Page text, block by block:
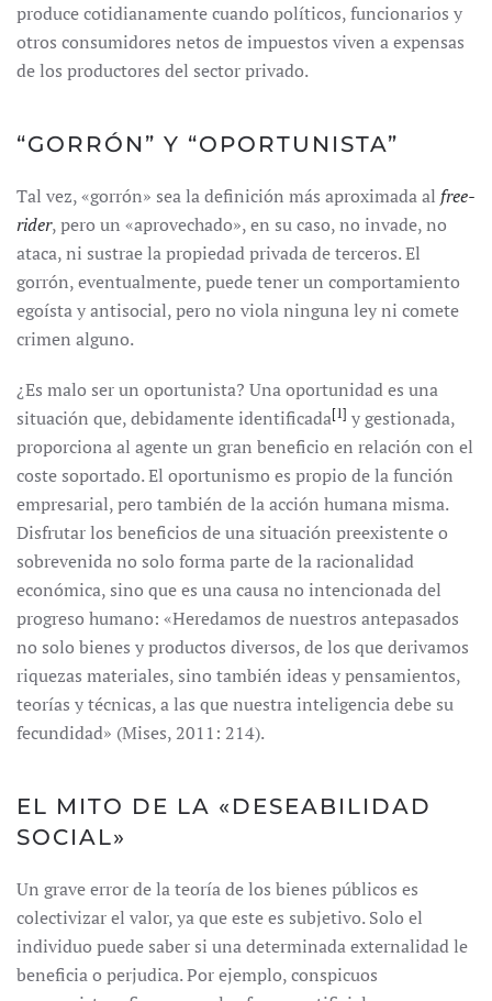
produce cotidianamente cuando políticos, funcionarios y
otros consumidores netos de impuestos viven a expensas
de los productores del sector privado.
“GORRÓN” Y “OPORTUNISTA”
Tal vez, «gorrón» sea la definición más aproximada al free-
rider, pero un «aprovechado», en su caso, no invade, no
ataca, ni sustrae la propiedad privada de terceros. El
gorrón, eventualmente, puede tener un comportamiento
egoísta y antisocial, pero no viola ninguna ley ni comete
crimen alguno.
¿Es malo ser un oportunista? Una oportunidad es una
situación que, debidamente identificada[1] y gestionada,
proporciona al agente un gran beneficio en relación con el
coste soportado. El oportunismo es propio de la función
empresarial, pero también de la acción humana misma.
Disfrutar los beneficios de una situación preexistente o
sobrevenida no solo forma parte de la racionalidad
económica, sino que es una causa no intencionada del
progreso humano: «Heredamos de nuestros antepasados
no solo bienes y productos diversos, de los que derivamos
riquezas materiales, sino también ideas y pensamientos,
teorías y técnicas, a las que nuestra inteligencia debe su
fecundidad» (Mises, 2011: 214).
EL MITO DE LA «DESEABILIDAD
SOCIAL»
Un grave error de la teoría de los bienes públicos es
colectivizar el valor, ya que este es subjetivo. Solo el
individuo puede saber si una determinada externalidad le
beneficia o perjudica. Por ejemplo, conspicuos